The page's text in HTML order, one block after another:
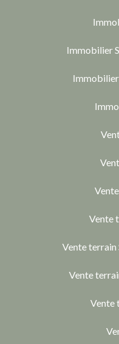
Immobilier
Vente
Vente terrain
Vente
Vente